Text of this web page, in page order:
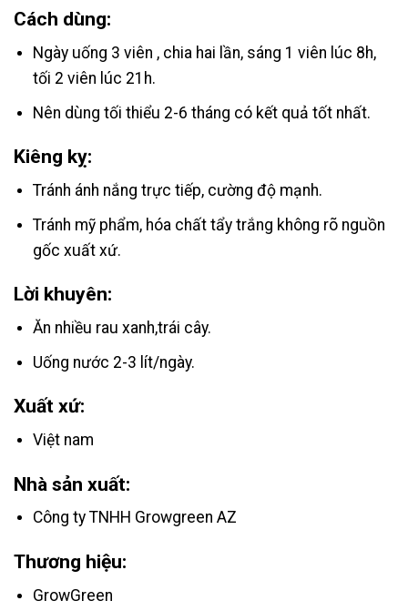
Cách dùng:
Ngày uống 3 viên , chia hai lần, sáng 1 viên lúc 8h,
tối 2 viên lúc 21h.
Nên dùng tối thiểu 2-6 tháng có kết quả tốt nhất.
Kiêng kỵ:
Tránh ánh nắng trực tiếp, cường độ mạnh.
Tránh mỹ phẩm, hóa chất tẩy trắng không rõ nguồn
gốc xuất xứ.
Lời khuyên:
Ăn nhiều rau xanh,trái cây.
Uống nước 2-3 lít/ngày.
Xuất xứ:
Việt nam
Nhà sản xuất:
Công ty TNHH Growgreen AZ
Thương hiệu:
GrowGreen